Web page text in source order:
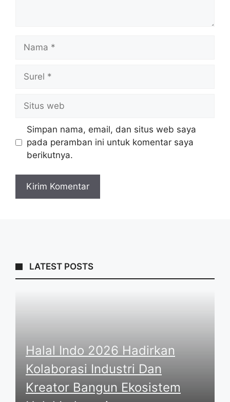
web
Simpan nama, email, dan situs web saya
pada peramban ini untuk komentar saya
berikutnya.
LATEST POSTS
Halal Indo 2026 Hadirkan
Kolaborasi Industri Dan
Kreator Bangun Ekosistem